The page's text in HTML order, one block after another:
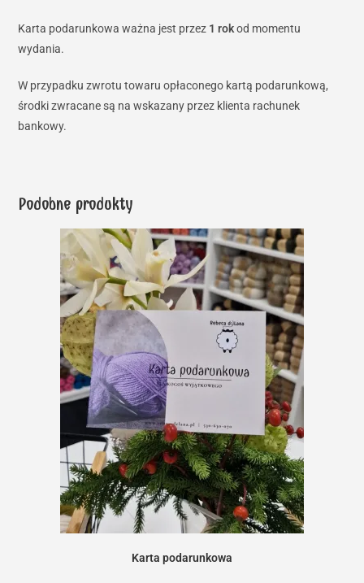
Karta podarunkowa ważna jest przez 1 rokod momentu
wydania.
W przypadku zwrotu towaru opłaconego kartą podarunkową,
środki zwracane są na wskazany przez klienta rachunek
bankowy.
Podobne produkty
Karta podarunkowa